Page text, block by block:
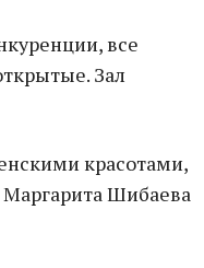
все
Зал
красотами,
Маргарита Шибаева